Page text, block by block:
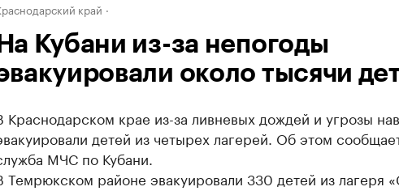
край
На Кубани из-за непогоды
около тысячи
Краснодарском крае из-за ливневых дождей и угрозы
детей из четырех лагерей. Об этом
МЧС по Кубани.
Темрюкском районе эвакуировали 330 детей из лагеря